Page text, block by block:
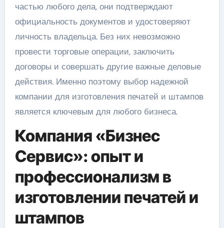
частью любого дела, они подтверждают
официальность документов и удостоверяют
личность владельца. Без них невозможно
провести торговые операции, заключить
договоры и совершать другие важные деловые
действия. Именно поэтому выбор надежной
компании для изготовления печатей и штампов
является ключевым для любого бизнеса.
Компания «Бизнес
Сервис»: опыт и
профессионализм в
изготовлении печатей и
штампов